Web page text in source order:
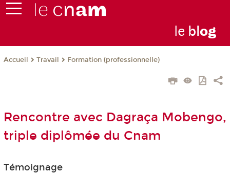
le blog
Accueil Travail Formation (professionnelle)
Rencontre avec Dagraça Mobengo,
triple diplômée du Cnam
Témoignage